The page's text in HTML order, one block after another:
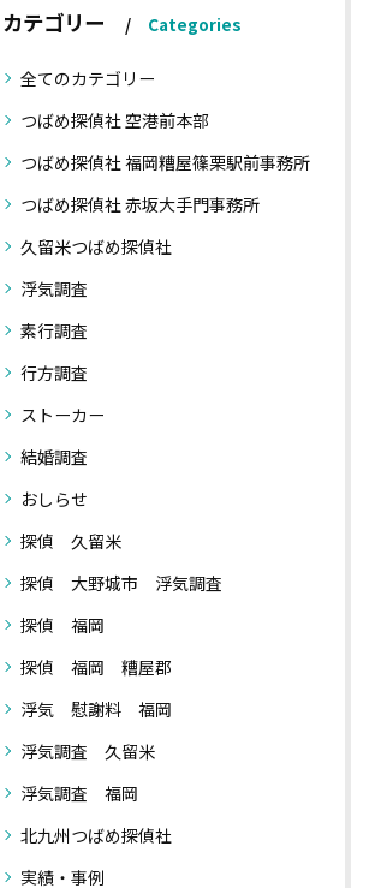
カテゴリー Categories
全てのカテゴリー
つばめ探偵社 空港前本部
つばめ探偵社 福岡糟屋篠栗駅前事務所
つばめ探偵社 赤坂大手門事務所
久留米つばめ探偵社
浮気調査
素行調査
行方調査
ストーカー
結婚調査
おしらせ
探偵 久留米
探偵 大野城市 浮気調査
探偵 福岡
探偵 福岡 糟屋郡
浮気 慰謝料 福岡
浮気調査 久留米
浮気調査 福岡
北九州つばめ探偵社
実績・事例